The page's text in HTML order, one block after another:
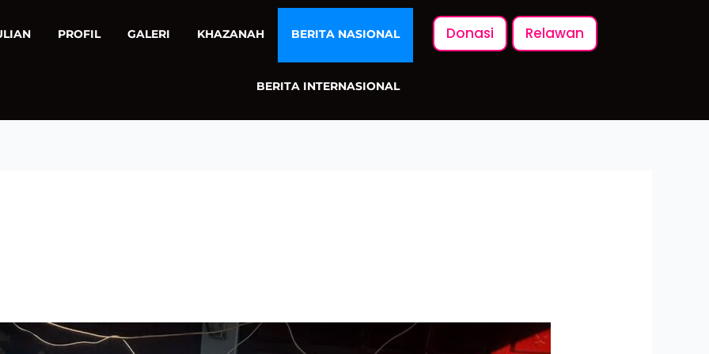
PROFIL GALERI KHAZANAH BERITA NASIONAL
BERITA INTERNASIONAL
Donasi Relawan